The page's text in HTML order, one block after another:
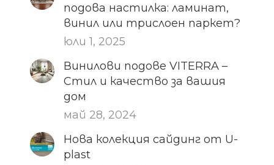
подова настилка: ламинат,
винил или трислоен паркет?
юли 1, 2025
Винилови подове VITERRA –
Стил и качество за вашия
дом
май 28, 2024
Нова колекция сайдинг от U-
plast